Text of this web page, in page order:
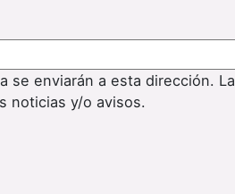
enviarán a esta dirección.
noticias y/o avisos.